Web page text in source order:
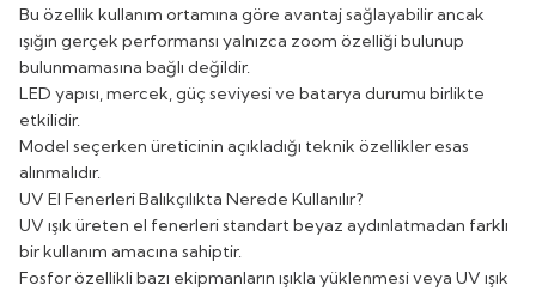
Bu özellik kullanım ortamına göre avantaj sağlayabilir ancak
ışığın gerçek performansı yalnızca zoom özelliği bulunup
bulunmamasına bağlı değildir.
LED yapısı, mercek, güç seviyesi ve batarya durumu birlikte
etkilidir.
Model seçerken üreticinin açıkladığı teknik özellikler esas
alınmalıdır.
UV El Fenerleri Balıkçılıkta Nerede Kullanılır?
UV ışık üreten el fenerleri standart beyaz aydınlatmadan farklı
bir kullanım amacına sahiptir.
Fosfor özellikli bazı ekipmanların ışıkla yüklenmesi veya UV ışık